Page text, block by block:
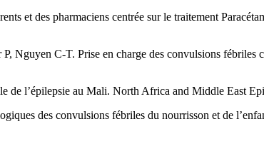
et des pharmaciens centrée sur le traitement
C-T. Prise en charge des convulsions fébriles
l’épilepsie au Mali. North Africa and Middle East
des convulsions fébriles du nourrisson et de